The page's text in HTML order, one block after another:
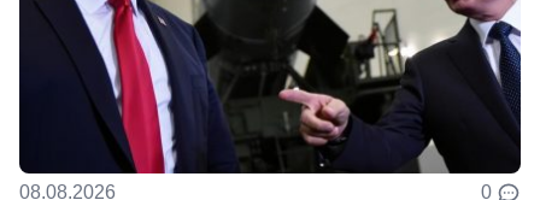
08.08.2026 0